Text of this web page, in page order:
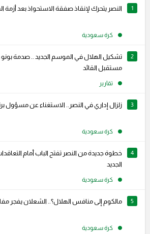
1 النصر يتحرك لإنقاذ صفقة الاستحواذ بعد أزمة
كرة سعودية
2
تشكيل الهلال في الموسم الجديد .. صدمة بونو
مستقبل القائد
تقارير
3 زلزال إداري في النصر.. الاستغناء عن مسؤول
كرة سعودية
4
خطوة جديدة من النصر تفتح الباب أمام
الجديد
كرة سعودية
5 مالكوم إلى منافس الهلال؟.. الشعلان يفجر
كرة سعودية